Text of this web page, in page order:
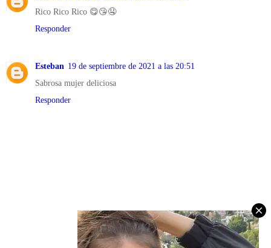
Rico Rico Rico 😋😘🤤
Responder
Esteban 19 de septiembre de 2021 a las 20:51
Sabrosa mujer deliciosa
Responder